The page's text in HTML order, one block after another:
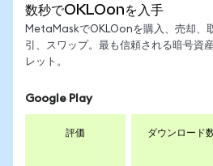
数秒でOKLOonを入手
MetaMaskでOKLOonを購入、売却、
引、スワップ。最も信頼される暗号資
レット。
Google Play
評価 ダウンロード